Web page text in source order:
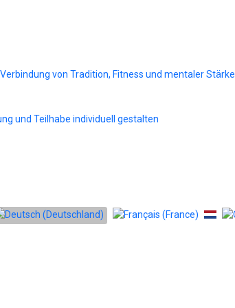
von Tradition, Fitness und mentaler Stärke
und Teilhabe individuell gestalten